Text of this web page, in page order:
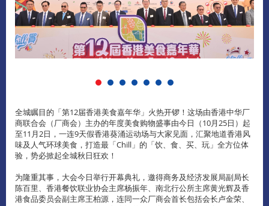
全城瞩目的「第12届香港美食嘉年华」火热开锣！这场由香港中华厂
商联合会（厂商会）主办的年度美食购物盛事由今日（10月25日）起
至11月2日，一连9天假香港葵涌运动场与大家见面，汇聚地道香港风
味及人气环球美食，打造最「Chill」的「饮、食、买、玩」全方位体
验，势必掀起全城秋日狂欢！
为隆重其事，大会今日举行开幕典礼，邀得商务及经济发展局副局长
陈百里、香港餐饮联业协会主席杨振年、南北行公所主席黄光辉及香
港食品委员会副主席王柏源，连同一众厂商会首长包括会长卢金荣、